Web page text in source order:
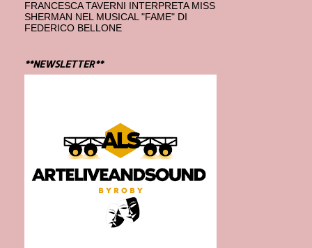
FRANCESCA TAVERNI INTERPRETA MISS
SHERMAN NEL MUSICAL "FAME" DI
FEDERICO BELLONE
**NEWSLETTER**